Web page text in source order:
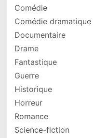
Comédie
Comédie dramatique
Documentaire
Drame
Fantastique
Guerre
Historique
Horreur
Romance
Science-fiction